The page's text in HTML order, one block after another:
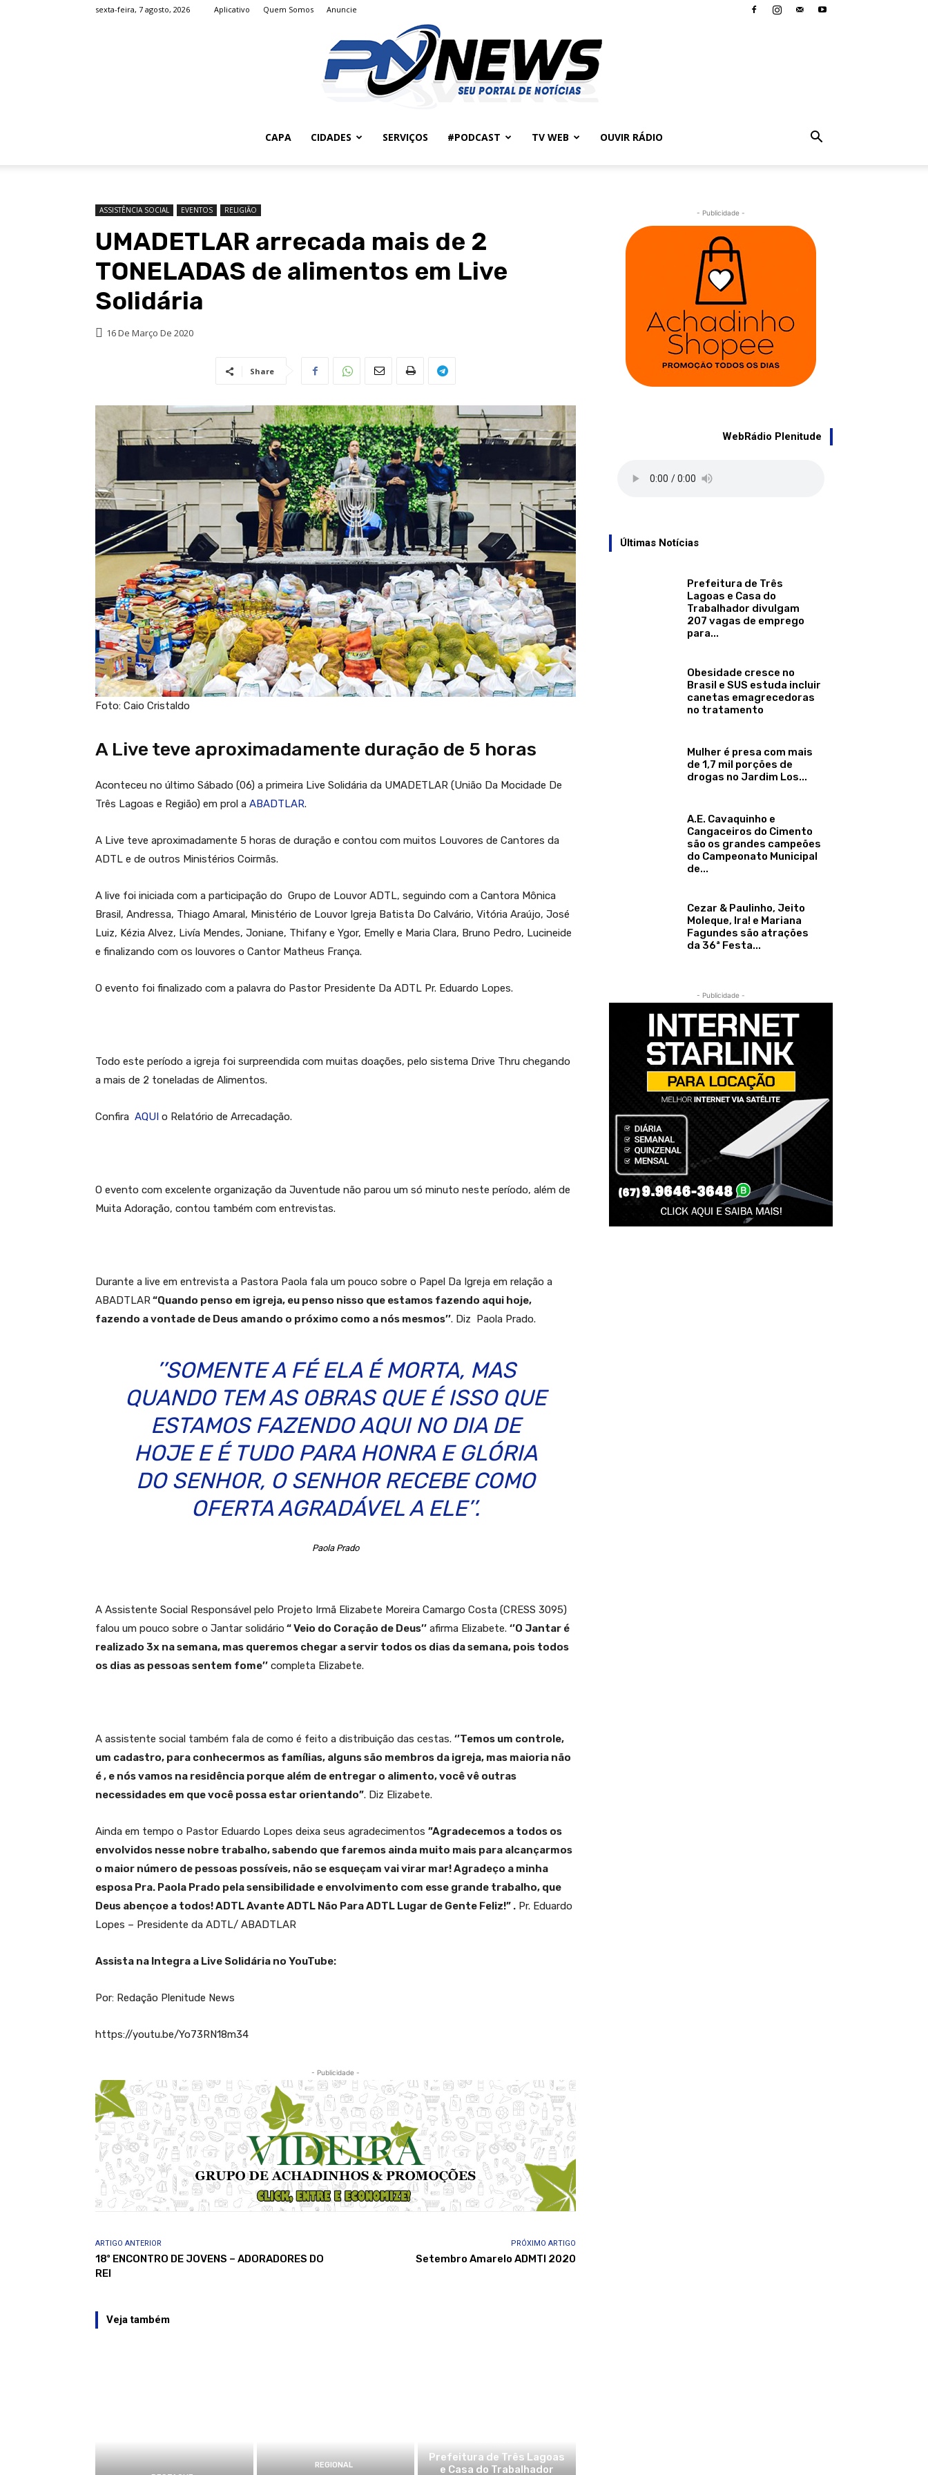
sexta-feira, 7 agosto, 2026 Aplicativo Quem Somos Anuncie
CAPA CIDADES SERVIÇOS #PODCAST TV WEB OUVIR RÁDIO
ASSISTÊNCIA SOCIAL EVENTOS RELIGIÃO
UMADETLAR arrecada mais de 2
TONELADAS de alimentos em Live
Solidária
16 De Março De 2020
Share
Foto: Caio Cristaldo
A Live teve aproximadamente duração de 5 horas
Aconteceu no último Sábado (06) a primeira Live Solidária da UMADETLAR (União Da Mocidade De
Três Lagoas e Região) em prol a ABADTLAR.
A Live teve aproximadamente 5 horas de duração e contou com muitos Louvores de Cantores da
ADTL e de outros Ministérios Coirmãs.
A live foi iniciada com a participação do Grupo de Louvor ADTL, seguindo com a Cantora Mônica
Brasil, Andressa, Thiago Amaral, Ministério de Louvor Igreja Batista Do Calvário, Vitória Araújo, José
Luiz, Kézia Alvez, Livía Mendes, Joniane, Thifany e Ygor, Emelly e Maria Clara, Bruno Pedro, Lucineide
e finalizando com os louvores o Cantor Matheus França.
O evento foi finalizado com a palavra do Pastor Presidente Da ADTL Pr. Eduardo Lopes.
Todo este período a igreja foi surpreendida com muitas doações, pelo sistema Drive Thru chegando
a mais de 2 toneladas de Alimentos.
Confira AQUI o Relatório de Arrecadação.
O evento com excelente organização da Juventude não parou um só minuto neste período, além de
Muita Adoração, contou também com entrevistas.
Durante a live em entrevista a Pastora Paola fala um pouco sobre o Papel Da Igreja em relação a
ABADTLAR“Quando penso em igreja, eu penso nisso que estamos fazendo aqui hoje,
fazendo a vontade de Deus amando o próximo como a nós mesmos’’. Diz Paola Prado.
’’SOMENTE A FÉ ELA É MORTA, MAS
QUANDO TEM AS OBRAS QUE É ISSO QUE
ESTAMOS FAZENDO AQUI NO DIA DE
HOJE E É TUDO PARA HONRA E GLÓRIA
DO SENHOR, O SENHOR RECEBE COMO
OFERTA AGRADÁVEL A ELE’’.
Paola Prado
A Assistente Social Responsável pelo Projeto Irmã Elizabete Moreira Camargo Costa (CRESS 3095)
falou um pouco sobre o Jantar solidário “ Veio do Coração de Deus’’ afirma Elizabete. ‘’O Jantar é
realizado 3x na semana, mas queremos chegar a servir todos os dias da semana, pois todos
os dias as pessoas sentem fome’’ completa Elizabete.
A assistente social também fala de como é feito a distribuição das cestas. ‘’Temos um controle,
um cadastro, para conhecermos as famílias, alguns são membros da igreja, mas maioria não
é , e nós vamos na residência porque além de entregar o alimento, você vê outras
necessidades em que você possa estar orientando”. Diz Elizabete.
Ainda em tempo o Pastor Eduardo Lopes deixa seus agradecimentos ”Agradecemos a todos os
envolvidos nesse nobre trabalho, sabendo que faremos ainda muito mais para alcançarmos
o maior número de pessoas possíveis, não se esqueçam vai virar mar! Agradeço a minha
esposa Pra. Paola Prado pela sensibilidade e envolvimento com esse grande trabalho, que
Deus abençoe a todos! ADTL Avante ADTL Não Para ADTL Lugar de Gente Feliz!” . Pr. Eduardo
Lopes – Presidente da ADTL/ ABADTLAR
Assista na Integra a Live Solidária no YouTube:
Por: Redação Plenitude News
https://youtu.be/Yo73RN18m34
- Publicidade -
ARTIGO ANTERIOR
18º ENCONTRO DE JOVENS – ADORADORES DO
REI
PRÓXIMO ARTIGO
Setembro Amarelo ADMTl 2020
Veja também
REGIONAL
Prefeitura de Três Lagoas
e Casa do Trabalhador
- Publicidade -
WebRádio Plenitude
Últimas Notícias
Prefeitura de Três
Lagoas e Casa do
Trabalhador divulgam
207 vagas de emprego
para...
Obesidade cresce no
Brasil e SUS estuda incluir
canetas emagrecedoras
no tratamento
Mulher é presa com mais
de 1,7 mil porções de
drogas no Jardim Los...
A.E. Cavaquinho e
Cangaceiros do Cimento
são os grandes campeões
do Campeonato Municipal
de...
Cezar & Paulinho, Jeito
Moleque, Ira! e Mariana
Fagundes são atrações
da 36ª Festa...
- Publicidade -